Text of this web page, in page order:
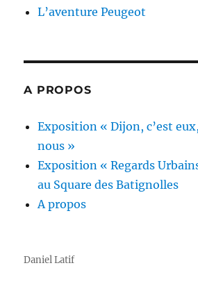
L’aventure Peugeot
A PROPOS
Exposition « Dijon, c’est
nous »
Exposition « Regards
au Square des Batignolles
A propos
Daniel Latif